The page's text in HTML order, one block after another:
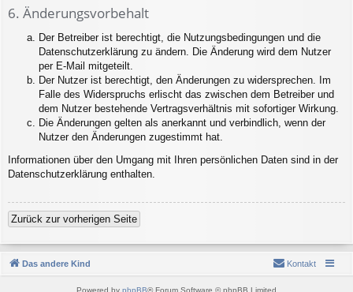
6. Änderungsvorbehalt
Der Betreiber ist berechtigt, die Nutzungsbedingungen und die
Datenschutzerklärung zu ändern. Die Änderung wird dem Nutzer
per E-Mail mitgeteilt.
Der Nutzer ist berechtigt, den Änderungen zu widersprechen. Im
Falle des Widerspruchs erlischt das zwischen dem Betreiber und
dem Nutzer bestehende Vertragsverhältnis mit sofortiger Wirkung.
Die Änderungen gelten als anerkannt und verbindlich, wenn der
Nutzer den Änderungen zugestimmt hat.
Informationen über den Umgang mit Ihren persönlichen Daten sind in der
Datenschutzerklärung enthalten.
Zurück zur vorherigen Seite
Das andere Kind Kontakt